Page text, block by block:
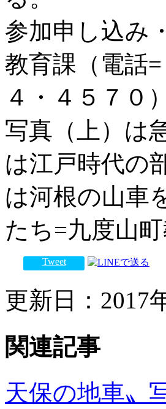
参加申し込み
教育課（電話
４・４５７０
写真（上）は
は江戸時代の
は河根の山車
たち=九度山
Tweet
更新日：2017
関連記事
天保の地車〟